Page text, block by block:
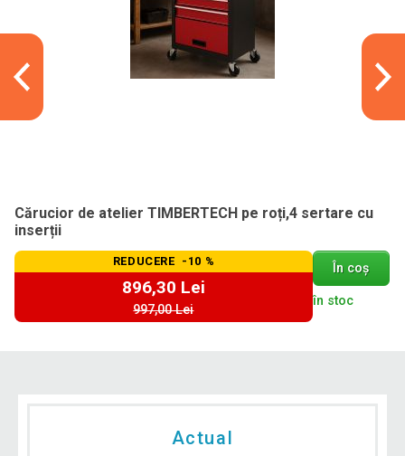
Cărucior de atelier TIMBERTECH pe roți,4 sertare cu
inserții
REDUCERE -10 %
896,30 Lei
997,00 Lei
În coș
în stoc
Actual